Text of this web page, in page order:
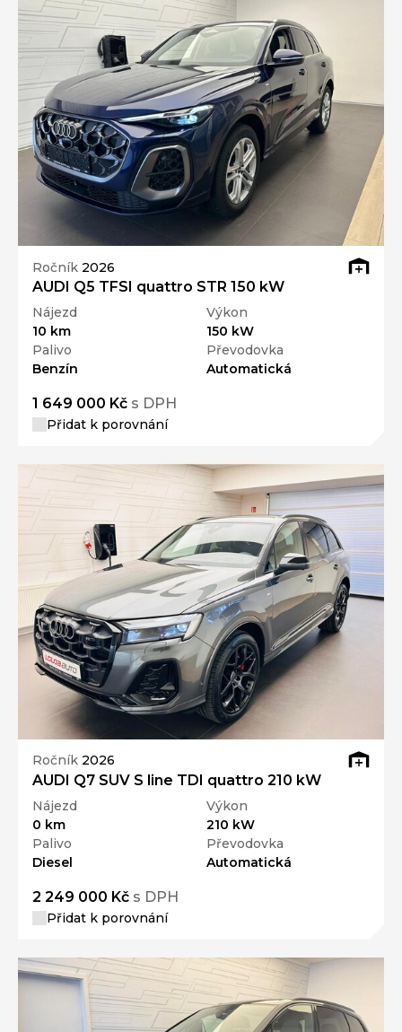
Ročník 2026
AUDI Q5 TFSI quattro STR 150 kW
Nájezd
10 km
Výkon
150 kW
Palivo
Benzín
Převodovka
Automatická
1 649 000 Kč s DPH
Přidat k porovnání
Ročník 2026
AUDI Q7 SUV S line TDI quattro 210 kW
Nájezd
0 km
Výkon
210 kW
Palivo
Diesel
Převodovka
Automatická
2 249 000 Kč s DPH
Přidat k porovnání